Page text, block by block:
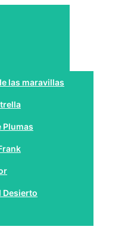
las maravillas
Plumas
Desierto